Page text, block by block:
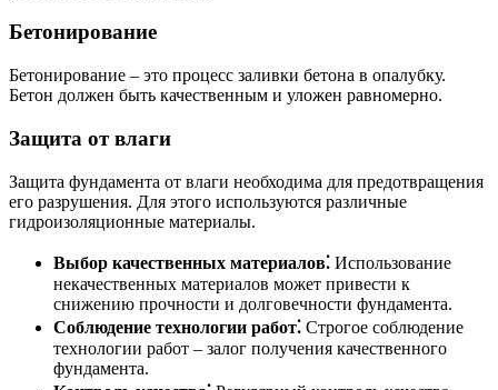
Бетонирование
Бетонирование – это процесс заливки бетона в опалубку.
Бетон должен быть качественным и уложен равномерно.
Защита от влаги
Защита фундамента от влаги необходима для предотвращения
его разрушения. Для этого используются различные
гидроизоляционные материалы.
Выбор качественных материалов⁚ Использование
некачественных материалов может привести к
снижению прочности и долговечности фундамента.
Соблюдение технологии работ⁚ Строгое соблюдение
технологии работ – залог получения качественного
фундамента.